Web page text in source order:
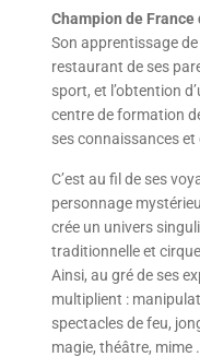
Champion de
Son apprentissage
restaurant de ses
sport, et l’obtention
centre de formation
ses connaissances et
C’est au fil de ses
personnage
crée un univers
traditionnelle et
Ainsi, au gré de ses
multiplient :
spectacles de feu,
magie, théâtre, mime